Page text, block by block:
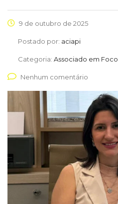
9 de outubro de 2025
Postado por: aciapi
Categoria: Associado em Foco
Nenhum comentário